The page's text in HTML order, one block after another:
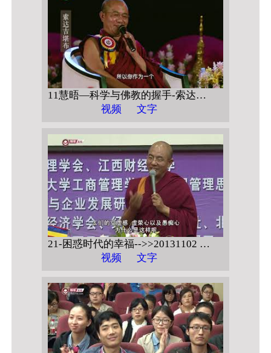
11慧晤—科学与佛教的握手-索达吉堪布对话潘宗光教授-->>科学的佛教的握手 访谈6 互动问答
视频
文字
21-困惑时代的幸福-->>20131102 江西财经大学 【戒定慧与人生幸福】
视频
文字